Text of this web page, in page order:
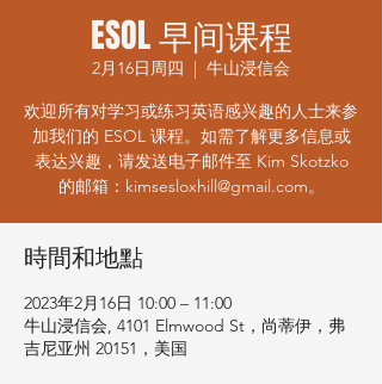
ESOL 早间课程
2月16日周四
  |
牛山浸信会
欢迎所有对学习或练习英语感兴趣的人士来参
加我们的 ESOL 课程。如需了解更多信息或
表达兴趣，请发送电子邮件至 Kim Skotzko
的邮箱：kimsesloxhill@gmail.com。
時間和地點
2023年2月16日 10:00 – 11:00
牛山浸信会, 4101 Elmwood St，尚蒂伊，弗
吉尼亚州 20151，美国